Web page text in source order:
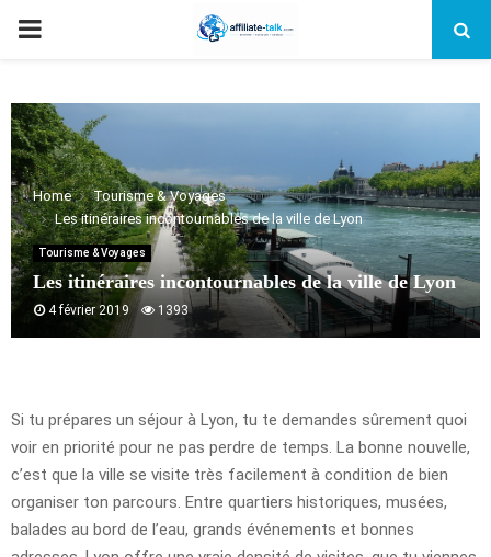
PRIMARY
Home
Tourisme & Voyages
Les itinéraires incontournables de la ville de Lyon
Tourisme & Voyages
Les itinéraires incontournables de la ville de Lyon
4 février 2019 1393
Si tu prépares un séjour à Lyon, tu te demandes sûrement quoi
voir en priorité pour ne pas perdre de temps. La bonne nouvelle,
c’est que la ville se visite très facilement à condition de bien
organiser ton parcours. Entre quartiers historiques, musées,
balades au bord de l’eau, grands événements et bonnes